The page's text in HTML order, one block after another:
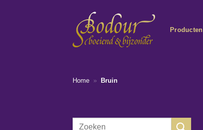
Producten
Home » Bruin
Zoeken